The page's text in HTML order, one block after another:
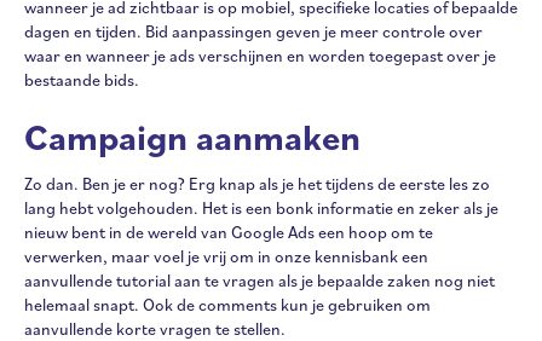
wanneer je ad zichtbaar is op mobiel, specifieke locaties of bepaalde
dagen en tijden. Bid aanpassingen geven je meer controle over
waar en wanneer je ads verschijnen en worden toegepast over je
bestaande bids.
Campaign aanmaken
Zo dan. Ben je er nog? Erg knap als je het tijdens de eerste les zo
lang hebt volgehouden. Het is een bonk informatie en zeker als je
nieuw bent in de wereld van Google Ads een hoop om te
verwerken, maar voel je vrij om in onze kennisbank een
aanvullende tutorial aan te vragen als je bepaalde zaken nog niet
helemaal snapt. Ook de comments kun je gebruiken om
aanvullende korte vragen te stellen.